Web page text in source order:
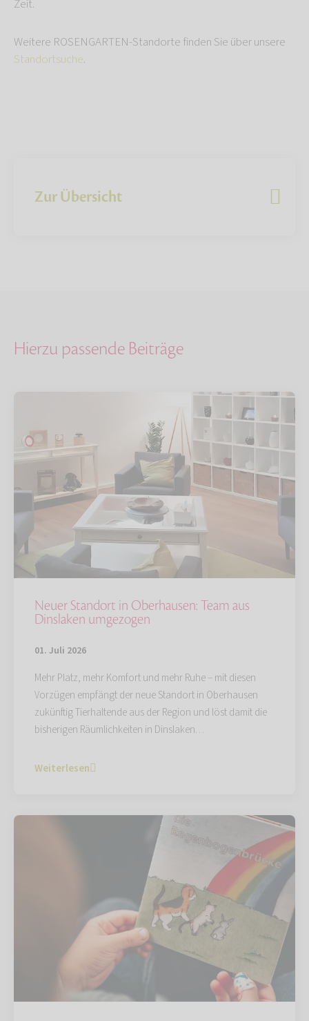
Zeit.
Weitere ROSENGARTEN-Standorte finden Sie über unsere
Standortsuche.
Zur Übersicht
Hierzu passende Beiträge
Neuer Standort in Oberhausen: Team aus
Dinslaken umgezogen
01. Juli 2026
Mehr Platz, mehr Komfort und mehr Ruhe – mit diesen
Vorzügen empfängt der neue Standort in Oberhausen
zukünftig Tierhaltende aus der Region und löst damit die
bisherigen Räumlichkeiten in Dinslaken…
Weiterlesen